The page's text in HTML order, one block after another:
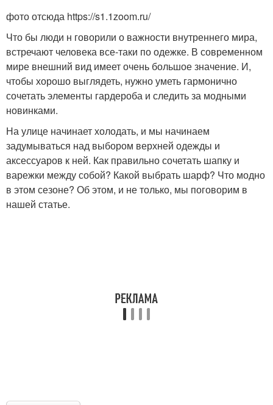
фото отсюда https://s1.1zoom.ru/
Что бы люди н говорили о важности внутреннего мира,
встречают человека все-таки по одежке. В современном
мире внешний вид имеет очень большое значение. И,
чтобы хорошо выглядеть, нужно уметь гармонично
сочетать элементы гардероба и следить за модными
новинками.
На улице начинает холодать, и мы начинаем
задумываться над выбором верхней одежды и
аксессуаров к ней. Как правильно сочетать шапку и
варежки между собой? Какой выбрать шарф? Что модно
в этом сезоне? Об этом, и не только, мы поговорим в
нашей статье.